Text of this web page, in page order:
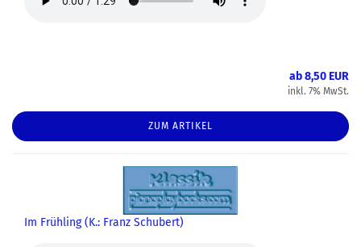
ab 8,50 EUR
inkl. 7% MwSt.
ZUM ARTIKEL
Im Frühling (K.: Franz Schubert)